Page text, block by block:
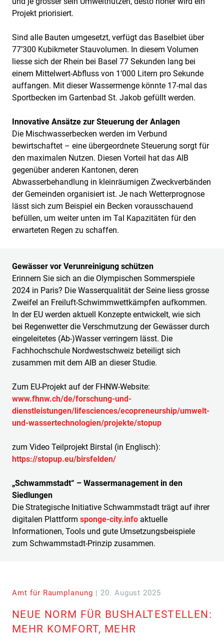
Projekt priorisiert.
Sind alle Bauten umgesetzt, verfügt das Baselbiet über
77’300 Kubikmeter Stauvolumen. In diesem Volumen
liesse sich der Rhein bei Basel 77 Sekunden lang bei
einem Mittelwert-Abfluss von 1‘000 Litern pro Sekunde
auffangen. Mit dieser Wassermenge könnte 17-mal das
Sportbecken im Gartenbad St. Jakob gefüllt werden.
Innovative Ansätze zur Steuerung der Anlagen
Die Mischwasserbecken werden im Verbund
bewirtschaftet – eine übergeordnete Steuerung sorgt für
den maximalen Nutzen. Diesen Vorteil hat das AIB
gegenüber anderen Kantonen, deren
Abwasserbehandlung in kleinräumigen Zweckverbänden
der Gemeinden organisiert ist. Je nach Wetterprognose
lässt sich zum Beispiel ein Becken vorausschauend
befüllen, um weiter unten im Tal Kapazitäten für den
erwarteten Regen zu schaffen.
Gewässer vor Verunreinigung schützen
Erinnern Sie sich an die Olympischen Sommerspiele
2024 in Paris? Die Wasserqualität der Seine liess grosse
Zweifel an Freiluft-Schwimmwettkämpfen aufkommen.
In der EU werden aktuell Konzepte entwickelt, wie sich
bei Regenwetter die Verschmutzung der Gewässer durch
eingeleitetes (Ab-)Wasser verringern lässt. Die
Fachhochschule Nordwestschweiz beteiligt sich
zusammen mit dem AIB an dieser Studie.
Zum EU-Projekt auf der FHNW-Website:
www.fhnw.ch/de/forschung-und-
dienstleistungen/lifesciences/ecopreneurship/umwelt-
und-wassertechnologien/projekte/stopup
zum Video Teilprojekt Birstal (in Englisch):
https://stopup.eu/birsfelden/
„Schwammstadt“ – Wassermanagement in den
Siedlungen
Die Strategische Initiative Schwammstadt trägt auf ihrer
digitalen Plattform sponge-city.info aktuelle
Informationen, Tools und gute Umsetzungsbeispiele
zum Schwammstadt-Prinzip zusammen.
Amt für Raumplanung | 20. August 2025
NEUE NORM FÜR BUSHALTESTELLEN:
MEHR KOMFORT, MEHR